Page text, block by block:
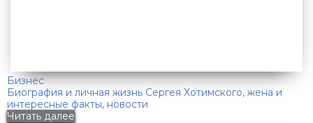
Бизнес
Биография и личная жизнь Сергея Хотимского, жена и
интересные факты, новости
Читать далее